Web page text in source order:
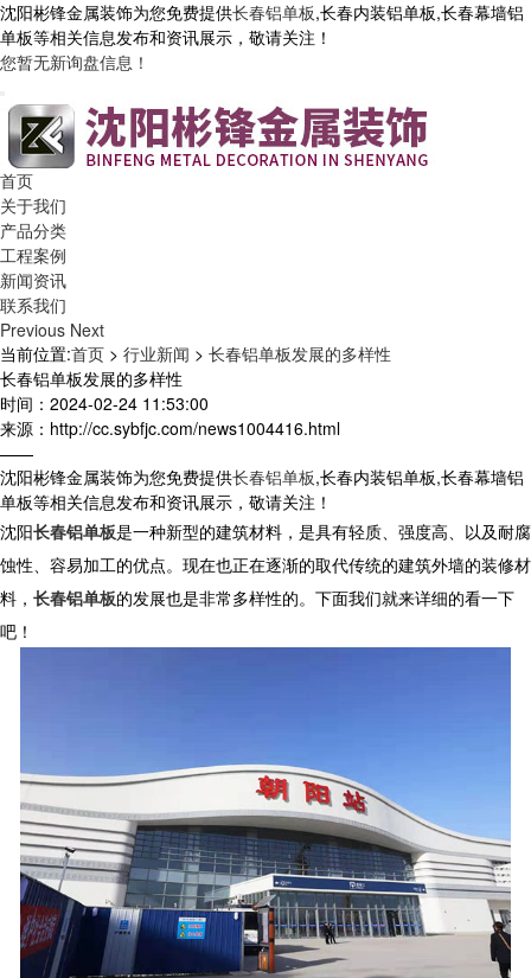
沈阳彬锋金属装饰为您免费提供长春铝单板,长春内装铝单板,长春幕墙铝
单板等相关信息发布和资讯展示，敬请关注！
您暂无新询盘信息！
首页
关于我们
产品分类
工程案例
新闻资讯
联系我们
Previous Next
当前位置:首页 > 行业新闻 > 长春铝单板发展的多样性
长春铝单板发展的多样性
时间：2024-02-24 11:53:00
来源：http://cc.sybfjc.com/news1004416.html
——
沈阳彬锋金属装饰为您免费提供长春铝单板,长春内装铝单板,长春幕墙铝
单板等相关信息发布和资讯展示，敬请关注！
沈阳长春铝单板是一种新型的建筑材料，是具有轻质、强度高、以及耐腐
蚀性、容易加工的优点。现在也正在逐渐的取代传统的建筑外墙的装修材
料， 长春铝单板的发展也是非常多样性的。下面我们就来详细的看一下
吧！